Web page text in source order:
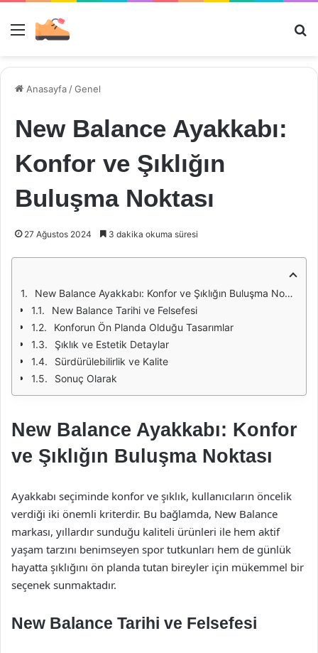
Menü
Anasayfa /Genel
New Balance Ayakkabı:
Konfor ve Şıklığın
Buluşma Noktası
27 Ağustos 2024 3 dakika okuma süresi
New Balance Ayakkabı: Konfor ve Şıklığın Buluşma Noktası
New Balance Tarihi ve Felsefesi
Konforun Ön Planda Olduğu Tasarımlar
Şıklık ve Estetik Detaylar
Sürdürülebilirlik ve Kalite
Sonuç Olarak
New Balance Ayakkabı: Konfor
ve Şıklığın Buluşma Noktası
Ayakkabı seçiminde konfor ve şıklık, kullanıcıların öncelik
verdiği iki önemli kriterdir. Bu bağlamda, New Balance
markası, yıllardır sunduğu kaliteli ürünleri ile hem aktif
yaşam tarzını benimseyen spor tutkunları hem de günlük
hayatta şıklığını ön planda tutan bireyler için mükemmel bir
seçenek sunmaktadır.
New Balance Tarihi ve Felsefesi